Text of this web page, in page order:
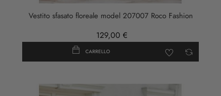
Vestito sfasato floreale model 207007 Roco Fashion
129,00 €
CARRELLO